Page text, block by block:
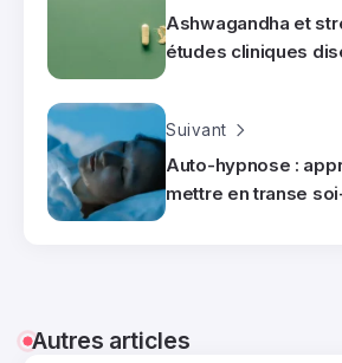
Ashwagandha et
études cliniques
Suivant
Auto-hypnose :
mettre en transe
Autres articles